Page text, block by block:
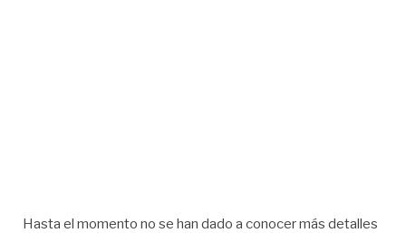
Hasta el momento no se han dado a conocer más detalles